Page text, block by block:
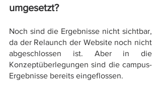
umgesetzt?
Noch sind die Ergebnisse nicht sichtbar,
da der Relaunch der Website noch nicht
abgeschlossen ist. Aber in die
Konzeptüberlegungen sind die campus-
Ergebnisse bereits eingeflossen.